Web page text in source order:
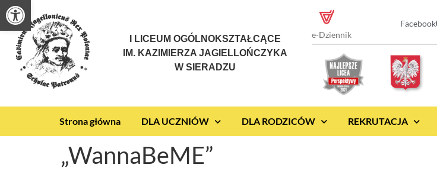
Otwórz pasek narzędzi
I LICEUM OGÓLNOKSZTAŁCĄCE
IM. KAZIMIERZA JAGIELLOŃCZYKA
W SIERADZU
e-Dziennik
Facebook
Strona główna DLA UCZNIÓW DLA RODZICÓW REKRUTACJA
„WannaBeME”